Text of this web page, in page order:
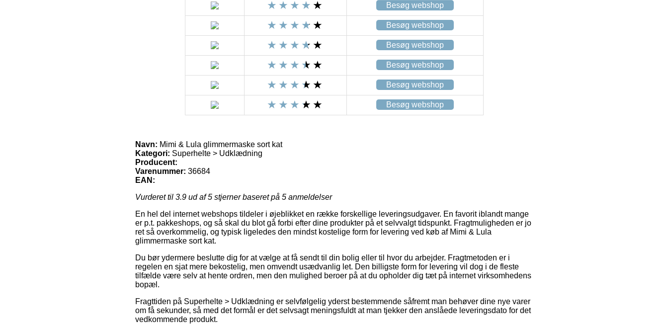
Besøg webshop
Besøg webshop
Besøg webshop
Besøg webshop
Besøg webshop
Besøg webshop
Navn: Mimi & Lula glimmermaske sort kat
Kategori: Superhelte > Udklædning
Producent:
Varenummer: 36684
EAN:
Vurderet til 3.9 ud af 5 stjerner baseret på 5 anmeldelser
En hel del internet webshops tildeler i øjeblikket en række forskellige leveringsudgaver. En favorit iblandt mange
er p.t. pakkeshops, og så skal du blot gå forbi efter dine produkter på et selvvalgt tidspunkt. Fragtmuligheden er jo
ret så overkommelig, og typisk ligeledes den mindst kostelige form for levering ved køb af Mimi & Lula
glimmermaske sort kat.
Du bør ydermere beslutte dig for at vælge at få sendt til din bolig eller til hvor du arbejder. Fragtmetoden er i
regelen en sjat mere bekostelig, men omvendt usædvanlig let. Den billigste form for levering vil dog i de fleste
tilfælde være selv at hente ordren, men den mulighed beroer på at du opholder dig tæt på internet virksomhedens
bopæl.
Fragttiden på Superhelte > Udklædning er selvfølgelig yderst bestemmende såfremt man behøver dine nye varer
om få sekunder, så med det formål er det selvsagt meningsfuldt at man tjekker den anslåede leveringsdato for det
vedkommende produkt.